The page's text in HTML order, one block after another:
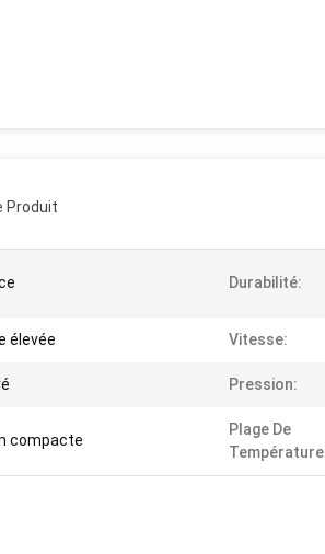
Produit
Durabilité:
élevée Vitesse:
Pression:
compacte
Plage De